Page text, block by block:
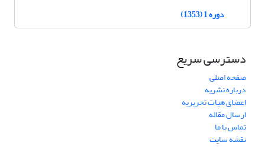
دوره 1 (1353)
دسترسی سریع
صفحه اصلی
درباره نشریه
اعضای هیات تحریریه
ارسال مقاله
تماس با ما
نقشه سایت